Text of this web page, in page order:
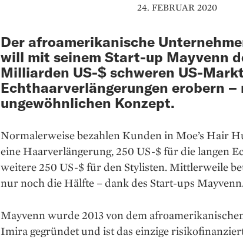
24. FEBRUAR 2020
Der afroamerikanische
will mit seinem Start-up Mayvenn
Milliarden US-$ schweren US-
Echthaarverlängerungen erobern –
ungewöhnlichen Konzept.
Normalerweise bezahlen Kunden in Moe’s Hair
eine Haarverlängerung, 250 US-$ für die langen
weitere 250 US-$ für den Stylisten. Mittlerweile
nur noch die Hälfte – dank des Start-ups
Mayvenn wurde 2013 von dem
Imira gegründet und ist das einzige